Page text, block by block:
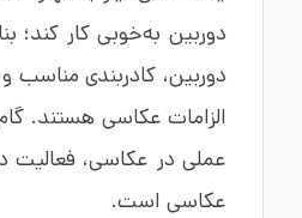
دوربین به‌خوبی کار کند؛
دوربین، کادربندی مناسب
الزامات عکاسی هستند.
عملی در عکاسی، فعالیت
عکاسی است.